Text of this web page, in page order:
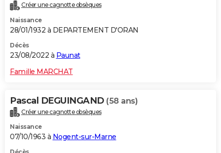
Créer une cagnotte obsèques
Naissance
28/01/1932 à DEPARTEMENT D'ORAN
Décès
23/08/2022 à Paunat
Famille MARCHAT
Pascal DEGUINGAND (58 ans)
Créer une cagnotte obsèques
Naissance
07/10/1963 à Nogent-sur-Marne